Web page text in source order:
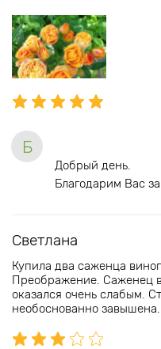
Б
Добрый день.
Благодарим Вас
Светлана
Купила два саженца
Преображение. Саженец
оказался очень слабым.
необоснованно